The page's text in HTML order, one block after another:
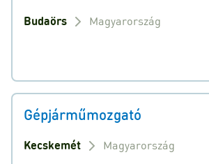
Budaörs Magyarország
Gépjárműmozgató
Kecskemét Magyarország